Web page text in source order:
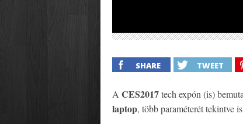
SHARE TWEET
A CES2017tech expón (is)
laptop, több paraméterét tekintve